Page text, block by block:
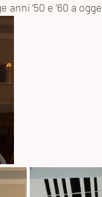
anni ’50 e ’60 a